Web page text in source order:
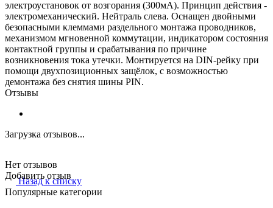
электроустановок от возгорания (300мА). Принцип действия -
электромеханический. Нейтраль слева. Оснащен двойными
безопасными клеммами раздельного монтажа проводников,
механизмом мгновенной коммутации, индикатором состояния
контактной группы и срабатывания по причине
возникновения тока утечки. Монтируется на DIN-рейку при
помощи двухпозиционных защёлок, с возможностью
демонтажа без снятия шины PIN.
Отзывы
Загрузка отзывов...
Нет отзывов
Добавить отзыв
Назад к списку
Популярные категории